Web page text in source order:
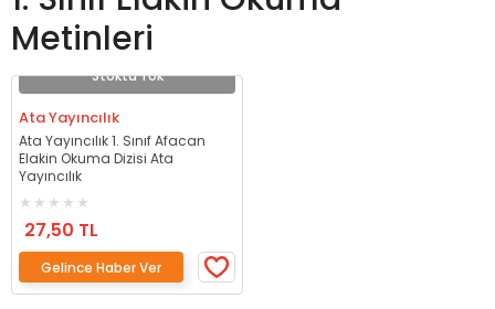
Metinleri
Stokta Yok
Ata Yayıncılık
Ata Yayıncılık 1. Sınıf Afacan
Elakin Okuma Dizisi Ata
Yayıncılık
27,50 TL
Gelince Haber Ver